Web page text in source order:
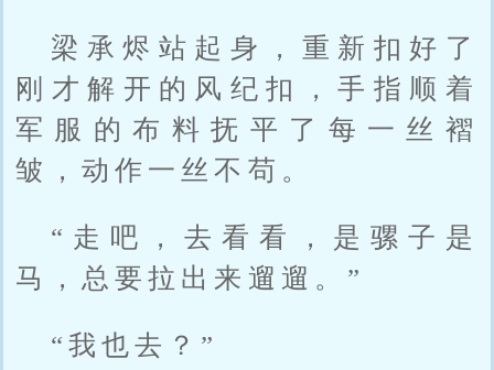
梁承烬站起身，重新扣好了
刚才解开的风纪扣，手指顺着
军服的布料抚平了每一丝褶
皱，动作一丝不苟。
“走吧，去看看，是骡子是
马，总要拉出来遛遛。”
“我也去？”